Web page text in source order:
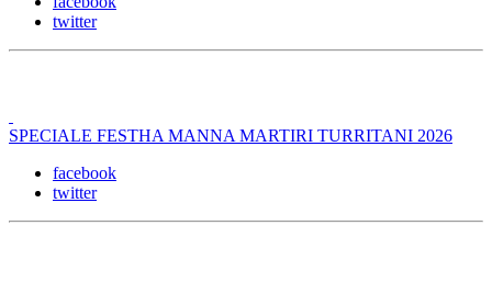
twitter
SPECIALE FESTHA MANNA MARTIRI TURRITANI 2026
facebook
twitter